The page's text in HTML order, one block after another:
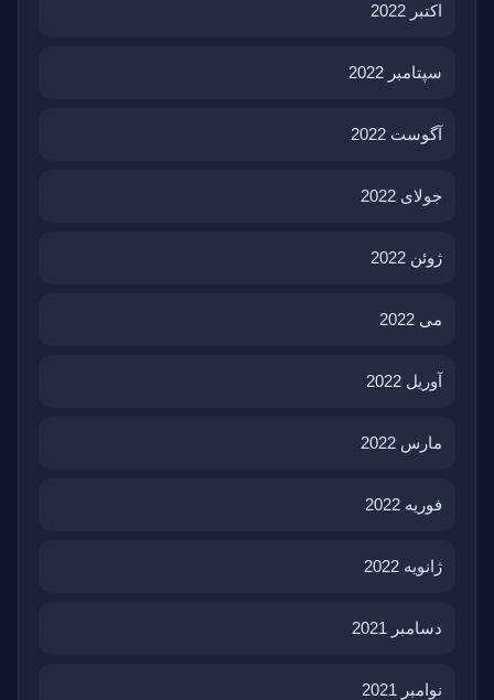
اکتبر 2022
سپتامبر 2022
آگوست 2022
جولای 2022
ژوئن 2022
می 2022
آوریل 2022
مارس 2022
فوریه 2022
ژانویه 2022
دسامبر 2021
نوامبر 2021